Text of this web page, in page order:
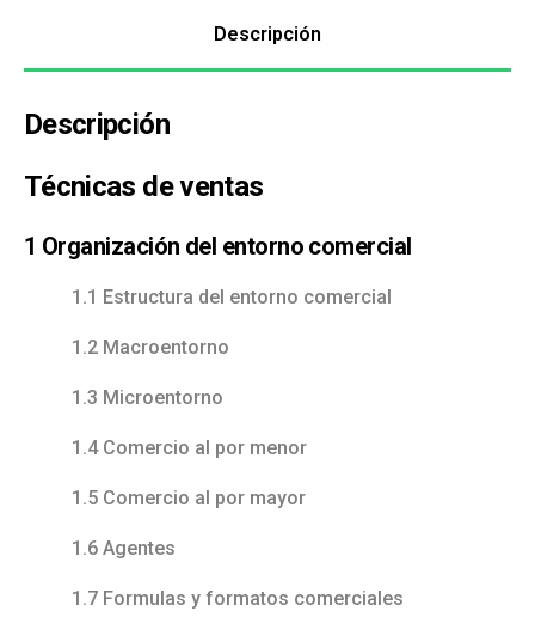
Descripción
Descripción
Técnicas de ventas
1 Organización del entorno comercial
1.1 Estructura del entorno comercial
1.2 Macroentorno
1.3 Microentorno
1.4 Comercio al por menor
1.5 Comercio al por mayor
1.6 Agentes
1.7 Formulas y formatos comerciales